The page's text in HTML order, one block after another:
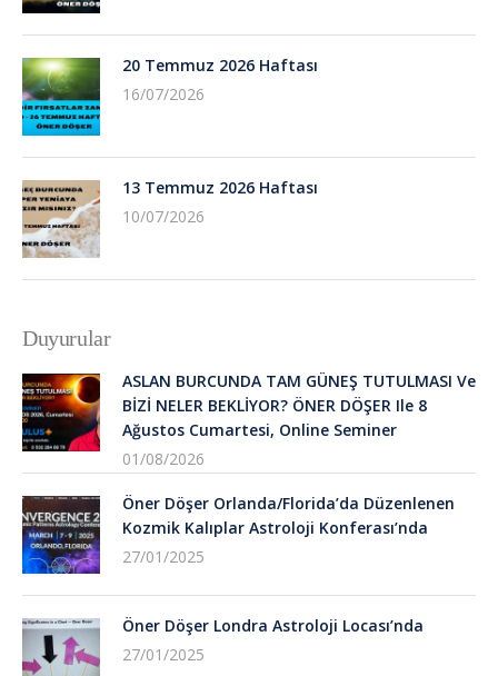
20 Temmuz 2026 Haftası
16/07/2026
13 Temmuz 2026 Haftası
10/07/2026
Duyurular
ASLAN BURCUNDA TAM GÜNEŞ TUTULMASI Ve
BİZİ NELER BEKLİYOR? ÖNER DÖŞER Ile 8
Ağustos Cumartesi, Online Seminer
01/08/2026
Öner Döşer Orlanda/Florida’da Düzenlenen
Kozmik Kalıplar Astroloji Konferası’nda
27/01/2025
Öner Döşer Londra Astroloji Locası’nda
27/01/2025